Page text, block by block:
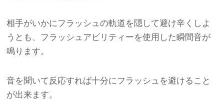
相手がいかにフラッシュの軌道を隠して避け辛くしよ
うとも、フラッシュアビリティーを使用した瞬間音が
鳴ります。
音を聞いて反応すれば十分にフラッシュを避けること
が出来ます。